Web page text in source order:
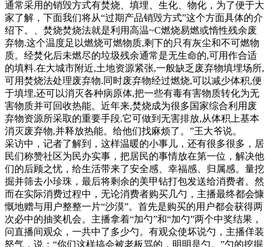
通常采用的销毁方式有焚烧、填埋、生化、物化，为了便于大
家了解，下面我们将从“过期产品销毁方式”这个方面具体的介
绍下。、焚烧焚烧法就是利用高温~C燃烧易燃或惰性残余废
弃物.这个温度足以燃烧可燃物质,剩下的只有灰尘和不可燃物
质。经焚化后未燃尽的垃圾残余通常是无生命的,可用作合适
的填料.在大城市附近,土地资源紧张,一般缺乏废弃物填埋场所,
可用焚烧法处理废弃物.同时废弃物经过燃烧,可以减少体积,便
于填埋,还可以消灭各种病原体,把一些有毒有害物质转化为无
害物质并可回收热能。近年来,焚烧成为很多国家综合利用废
弃物资源所采取的重要手段.它可做到无害排放,从体积上基本
消灭废弃物,并释放热能。给他们找麻烦了。”王大爷说。
采访中，记者了解到，这样温暖的小事儿，还有很多很多，居
民们称赞社区为民办实事，把居民的事情放在第一位，解决他
们的后顾之忧，给生活带来了安全感、幸福感、归属感。量挖
掘并筛去小珍珠，最后将剩余的美甲钻打包发送给消费者。然
而在实际消费过程中，无论消费者购买几勺，主播最终都会慷
慨地赠与用户整整一片“沙漠”。首先是购买的用户都会获得两
次必中的抽奖机会。主播拿着“加勺”和“加勺”两个中奖结果，
问直播间观众，一共中了多少勺。有观众使坏说勺，主播佯装
怒气，说：“你们这样搞会被老板骂的，明明是勺。”勺的挖掘